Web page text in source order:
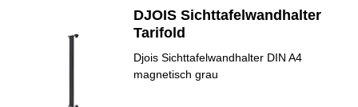
DJOIS Sichttafelwandhalter
Tarifold
Djois Sichttafelwandhalter DIN A4
magnetisch grau